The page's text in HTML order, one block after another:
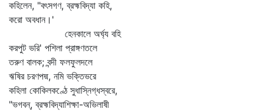
কহিলেন, "বৎসগণ, ব্রহ্মবিদ্যা কহি,
করো অবধান।'
হেনকালে অর্ঘ্য বহি
করপুট ভরি' পশিলা প্রাঙ্গণতলে
তরুণ বালক; বন্দী ফলফুলদলে
ঋষির চরণপদ্ম, নমি ভক্তিভরে
কহিলা কোকিলকণ্ঠে সুধাস্নিগ্ধস্বরে,
"ভগবন্‌, ব্রহ্মবিদ্যাশিক্ষা-অভিলাষী